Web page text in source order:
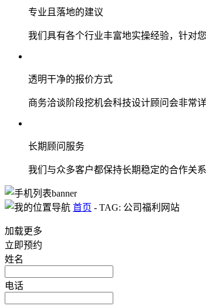
专业且落地的建议
我们具有各个行业丰富地实操经验，针对
透明干净的报价方式
商务洽谈阶段挖机会科技设计顾问会非常
长期顾问服务
我们与众多客户都保持长期稳定的合作关
首页 - TAG: 公司福利网站
加载更多
立即预约
姓名
电话